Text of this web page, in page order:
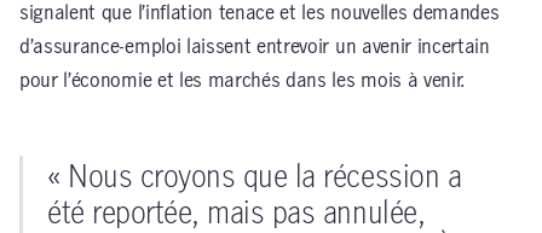
signalent que l’inflation tenace et les nouvelles demandes
d’assurance-emploi laissent entrevoir un avenir incertain
pour l’économie et les marchés dans les mois à venir.
« Nous croyons que la récession a
été reportée, mais pas annulée,